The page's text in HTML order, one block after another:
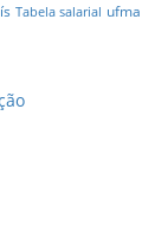
Tabela salarial ufma